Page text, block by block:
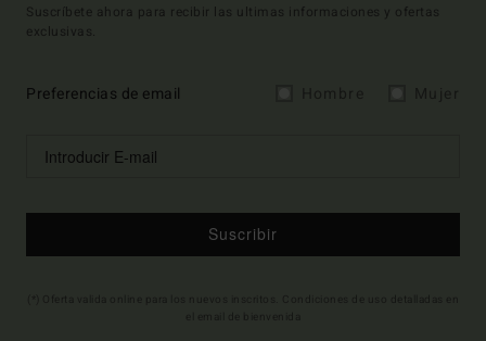
Suscríbete ahora para recibir las ultimas informaciones y ofertas
exclusivas.
Preferencias de email
Suscribir